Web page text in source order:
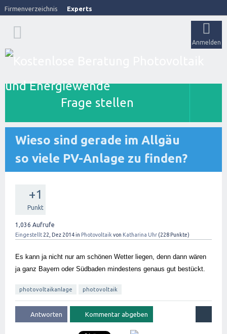
Firmenverzeichnis Experts
Anmelden
Frage stellen
Wieso sind gerade im Allgäu
so viele PV-Anlage zu finden?
+1
Punkt
1,036 Aufrufe
Eingestellt 22, Dez 2014in Photovoltaik von Katharina Uhr (228 Punkte)
Es kann ja nicht nur am schönen Wetter liegen, denn dann wären
ja ganz Bayern oder Südbaden mindestens genaus gut bestückt.
photovoltaikanlage photovoltaik